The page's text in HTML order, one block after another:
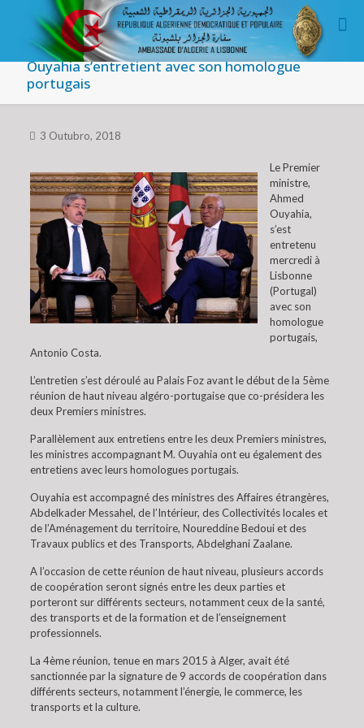
Ouyahia s’entretient avec son homologue
portugais
3 Outubro, 2018
Le Premier
ministre,
Ahmed
Ouyahia,
s’est
entretenu
mercredi à
Lisbonne
(Portugal)
avec son
homologue
portugais,
Antonio Costa.
L’entretien s’est déroulé au Palais Foz avant le début de la 5ème
réunion de haut niveau algéro-portugaise que co-présidera les
deux Premiers ministres.
Parallèlement aux entretiens entre les deux Premiers ministres,
les ministres accompagnant M. Ouyahia ont eu également des
entretiens avec leurs homologues portugais.
Ouyahia est accompagné des ministres des Affaires étrangères,
Abdelkader Messahel, de l’Intérieur, des Collectivités locales et
de l’Aménagement du territoire, Noureddine Bedoui et des
Travaux publics et des Transports, Abdelghani Zaalane.
A l’occasion de cette réunion de haut niveau, plusieurs accords
de coopération seront signés entre les deux parties et
porteront sur différents secteurs, notamment ceux de la santé,
des transports et de la formation et de l’enseignement
professionnels.
La 4ème réunion, tenue en mars 2015 à Alger, avait été
sanctionnée par la signature de 9 accords de coopération dans
différents secteurs, notamment l’énergie, le commerce, les
transports et la culture.